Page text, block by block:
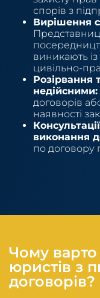
спорів з
Вирішення
виникають
цивільно-
Розірвання
недійсними:
договорів
наявності
виконання
по договору
Чому
юристів з
договорів?